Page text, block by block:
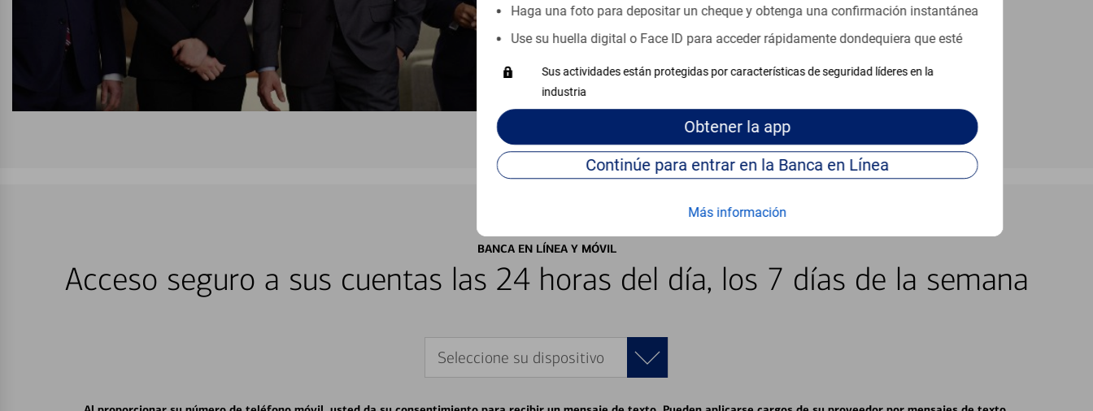
Haga una foto para depositar un cheque y obtenga una confirmación instantánea
Use su huella digital o Face ID para acceder rápidamente dondequiera que esté
Sus actividades están protegidas por características de seguridad líderes en la
industria
Obtenerla app
Continúe para entrar en la Banca en Línea
Más información
BANCA EN LÍNEA Y MÓVIL
Acceso seguro a sus cuentas las 24 horas del día, los 7 días de la semana
Seleccione su dispositivo